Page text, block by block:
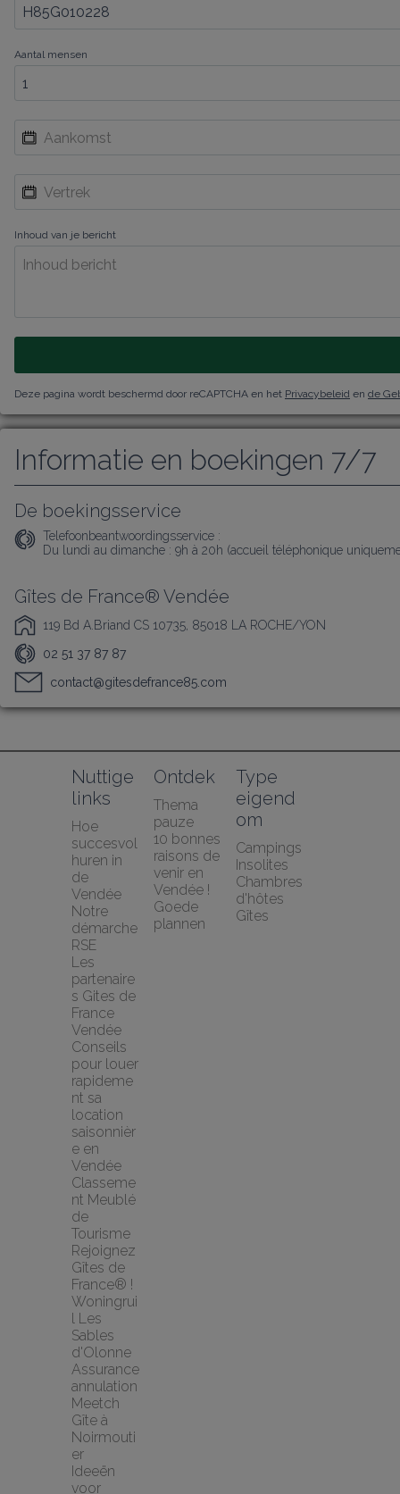
Aantal mensen
Inhoud van je bericht
Deze pagina wordt beschermd door reCAPTCHA en het Privacybeleid en de
Informatie en boekingen 7/7
De boekingsservice
Telefoonbeantwoordingsservice :
Du lundi au dimanche : 9h à 20h (accueil téléphonique
Gîtes de France® Vendée
119 Bd A.Briand CS 10735, 85018 LA ROCHE/YON
02 51 37 87 87
contact@gitesdefrance85.com
Nuttige
links
Hoe
succesvol
huren in
de
Vendée
Notre
démarche
RSE
Les
partenaire
s Gites de
France
Vendée
Conseils
pour louer
rapideme
nt sa
location
saisonnièr
e en
Vendée
Classeme
nt Meublé
de
Tourisme
Rejoignez
Gîtes de
France® !
Woningrui
l Les
Sables
d'Olonne
Assurance
annulation
Meetch
Gîte à
Noirmouti
er
Ideeën
voor
Ontdek
Thema
pauze
10 bonnes
raisons de
venir en
Vendée !
Goede
plannen
Type
eigend
om
Campings
Insolites
Chambres
d'hôtes
Gîtes